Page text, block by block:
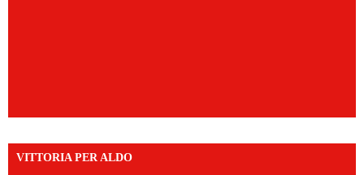
VITTORIA PER ALDO